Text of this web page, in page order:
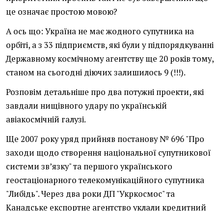
це означає простою мовою?
А ось що: Україна не має жодного супутника на
орбіті, а з 33 підприємств, які були у підпорядкуванні
Державному космічному агентству ще 20 років тому,
станом на сьогодні діючих залишилось 9 (!!!).
Розповім детальніше про два потужні проекти, які
завдали нищівного удару по українській
авіакосмічній галузі.
Ще 2007 року уряд прийняв постанову № 696 "Про
заходи щодо створення національної супутникової
системи зв’язку" та першого українського
геостаціонарного телекомунікаційного супутника
"Либідь". Через два роки ДП "Укркосмос" та
Канадське експортне агентство уклали кредитний